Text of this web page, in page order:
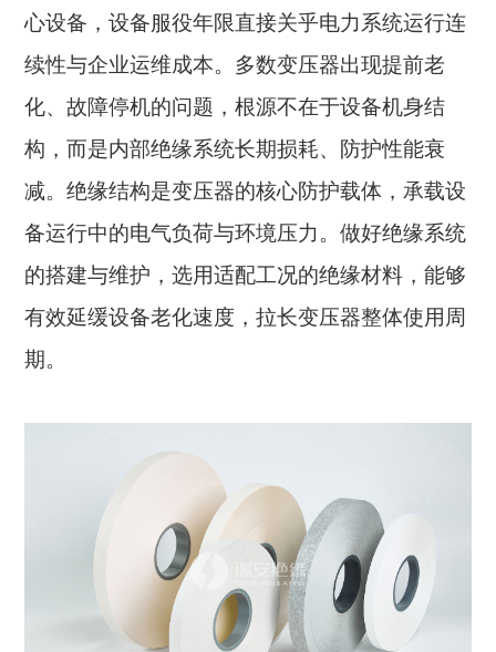
心设备，设备服役年限直接关乎电力系统运行连
续性与企业运维成本。多数变压器出现提前老
化、故障停机的问题，根源不在于设备机身结
构，而是内部绝缘系统长期损耗、防护性能衰
减。绝缘结构是变压器的核心防护载体，承载设
备运行中的电气负荷与环境压力。做好绝缘系统
的搭建与维护，选用适配工况的绝缘材料，能够
有效延缓设备老化速度，拉长变压器整体使用周
期。